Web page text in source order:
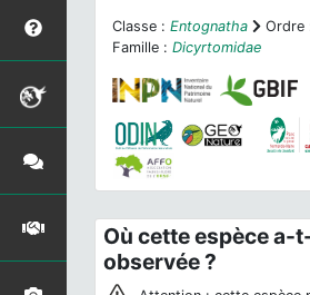
Classe : Entognatha Ordre
Famille : Dicyrtomidae
Où cette espèce a-
observée ?